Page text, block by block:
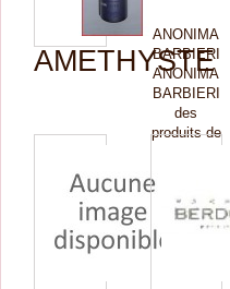
AMETHYSTE
ANONIMA
BARBIERI
ANONIMA
BARBIERI
des
produits de